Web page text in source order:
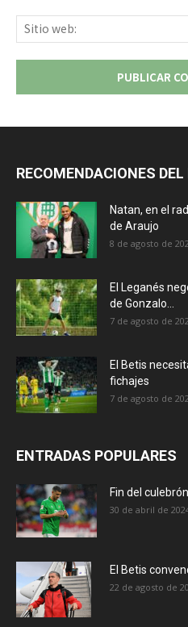
RECOMENDACIONES DEL
Natan, en el
de Araujo
8 de agosto de
El Leganés
de Gonzalo...
7 de agosto de
El Betis
fichajes
7 de agosto de
ENTRADAS POPULARES
Fin del
30 de abril de
El Betis
22 de agosto de